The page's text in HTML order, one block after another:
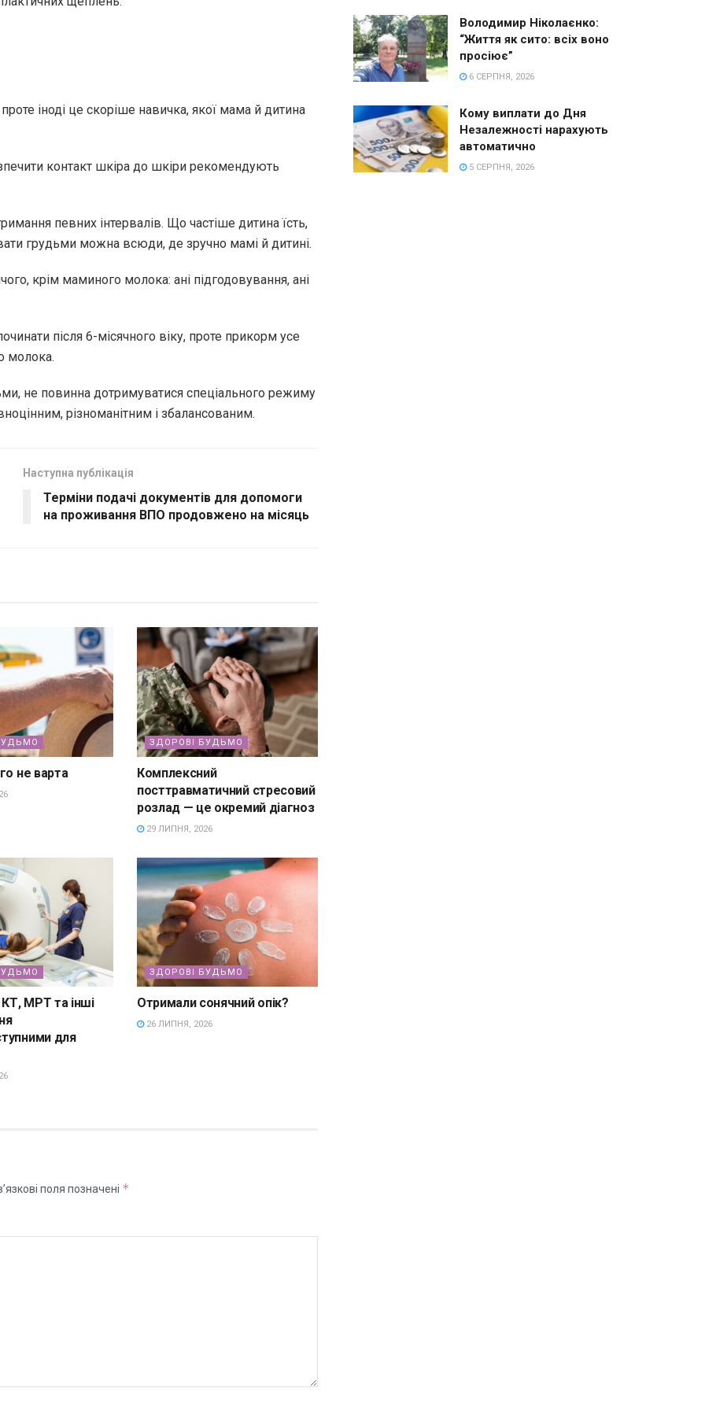
іноді це скоріше навичка, якої мама й дитина
контакт шкіра до шкіри рекомендують
певних інтервалів. Що частіше дитина їсть,
грудьми можна всюди, де зручно мамі й дитині.
крім маминого молока: ані підгодовування, ані
після 6-місячного віку, проте прикорм усе
молока.
не повинна дотримуватися спеціального режиму
різноманітним і збалансованим.
Наступна публікація
Терміни подачі документів для допомоги
на проживання ВПО продовжено на місяць
не варта
ЗДОРОВІ БУДЬМО
Комплексний
посттравматичний стресовий
розлад — це окремий діагноз
29 ЛИПНЯ, 2026
МРТ та інші
для
ЗДОРОВІ БУДЬМО
Отримали сонячний опік?
26 ЛИПНЯ, 2026
поля позначені *
Володимир Ніколаєнко:
“Життя як сито: всіх воно
просіює”
6 СЕРПНЯ, 2026
Кому виплати до Дня
Незалежності нарахують
автоматично
5 СЕРПНЯ, 2026